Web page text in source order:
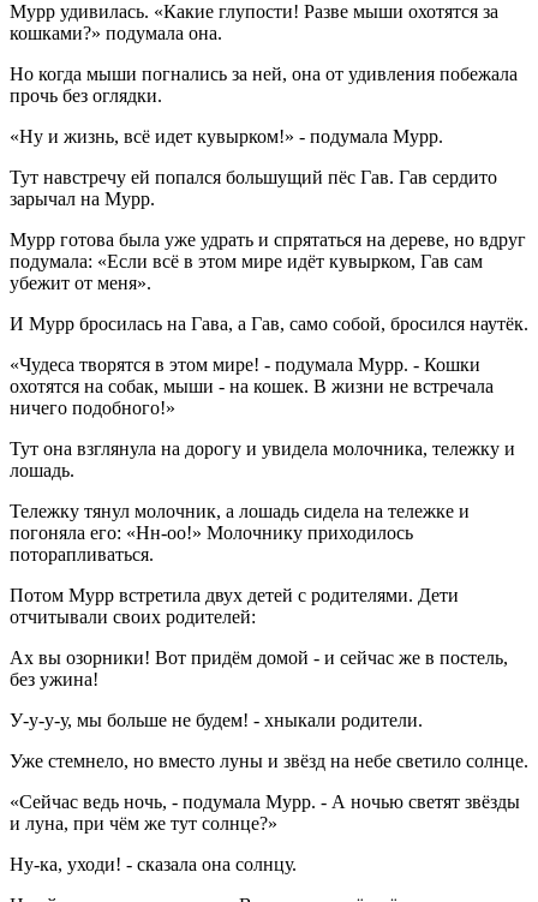
Мурр удивилась. «Какие глупости! Разве мыши охотятся за
кошками?» подумала она.
Но когда мыши погнались за ней, она от удивления побежала
прочь без оглядки.
«Ну и жизнь, всё идет кувырком!» - подумала Мурр.
Тут навстречу ей попался большущий пёс Гав. Гав сердито
зарычал на Мурр.
Мурр готова была уже удрать и спрятаться на дереве, но вдруг
подумала: «Если всё в этом мире идёт кувырком, Гав сам
убежит от меня».
И Мурр бросилась на Гава, а Гав, само собой, бросился наутёк.
«Чудеса творятся в этом мире! - подумала Мурр. - Кошки
охотятся на собак, мыши - на кошек. В жизни не встречала
ничего подобного!»
Тут она взглянула на дорогу и увидела молочника, тележку и
лошадь.
Тележку тянул молочник, а лошадь сидела на тележке и
погоняла его: «Нн-оо!» Молочнику приходилось
поторапливаться.
Потом Мурр встретила двух детей с родителями. Дети
отчитывали своих родителей:
Ах вы озорники! Вот придём домой - и сейчас же в постель,
без ужина!
У-у-у-у, мы больше не будем! - хныкали родители.
Уже стемнело, но вместо луны и звёзд на небе светило солнце.
«Сейчас ведь ночь, - подумала Мурр. - А ночью светят звёзды
и луна, при чём же тут солнце?»
Ну-ка, уходи! - сказала она солнцу.